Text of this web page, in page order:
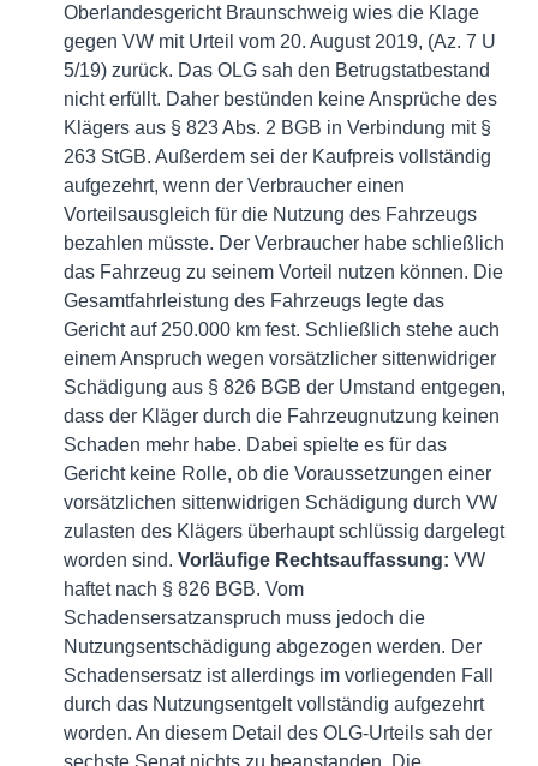
Oberlandesgericht Braunschweig wies die Klage
gegen VW mit Urteil vom 20. August 2019, (Az. 7 U
5/19) zurück. Das OLG sah den Betrugstatbestand
nicht erfüllt. Daher bestünden keine Ansprüche des
Klägers aus § 823 Abs. 2 BGB in Verbindung mit §
263 StGB. Außerdem sei der Kaufpreis vollständig
aufgezehrt, wenn der Verbraucher einen
Vorteilsausgleich für die Nutzung des Fahrzeugs
bezahlen müsste. Der Verbraucher habe schließlich
das Fahrzeug zu seinem Vorteil nutzen können. Die
Gesamtfahrleistung des Fahrzeugs legte das
Gericht auf 250.000 km fest. Schließlich stehe auch
einem Anspruch wegen vorsätzlicher sittenwidriger
Schädigung aus § 826 BGB der Umstand entgegen,
dass der Kläger durch die Fahrzeugnutzung keinen
Schaden mehr habe. Dabei spielte es für das
Gericht keine Rolle, ob die Voraussetzungen einer
vorsätzlichen sittenwidrigen Schädigung durch VW
zulasten des Klägers überhaupt schlüssig dargelegt
worden sind. Vorläufige Rechtsauffassung: VW
haftet nach § 826 BGB. Vom
Schadensersatzanspruch muss jedoch die
Nutzungsentschädigung abgezogen werden. Der
Schadensersatz ist allerdings im vorliegenden Fall
durch das Nutzungsentgelt vollständig aufgezehrt
worden. An diesem Detail des OLG-Urteils sah der
sechste Senat nichts zu beanstanden. Die